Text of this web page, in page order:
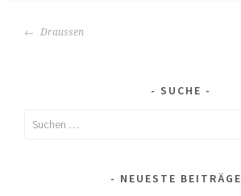
BEITRAGS-
Draussen
SUCHE
Suchen
NEUESTE BEITRÄGE